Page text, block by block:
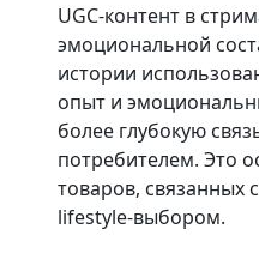
UGC-контент в
эмоциональной
истории
опыт и
более глубокую
потребителем. Это
товаров,
lifestyle-выбором.